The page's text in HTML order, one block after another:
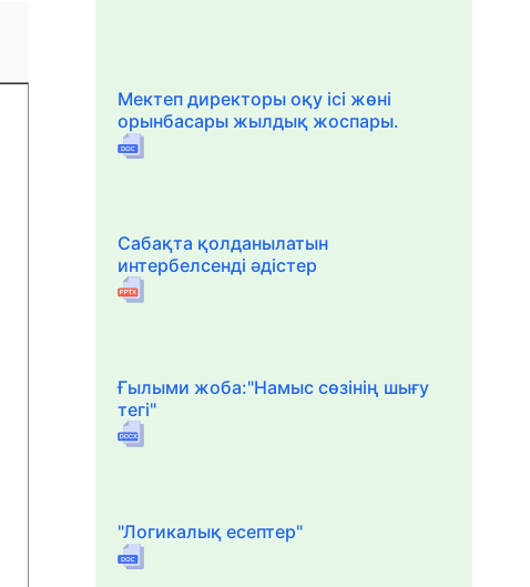
Мектеп директоры оқу ісі жөні
орынбасары жылдық жоспары.
Сабақта қолданылатын
интербелсенді әдістер
Ғылыми жоба:"Намыс сөзінің шығу
тегі"
"Логикалық есептер"